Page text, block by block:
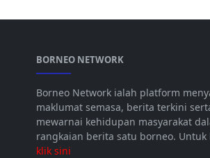
BORNEO NETWORK
Borneo Network ialah platform
maklumat semasa, berita terkini
mewarnai kehidupan masyarakat
rangkaian berita satu borneo.
klik sini